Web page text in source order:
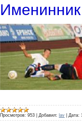
Именинник
Просмотров: 953 Добавил: lav Дата: